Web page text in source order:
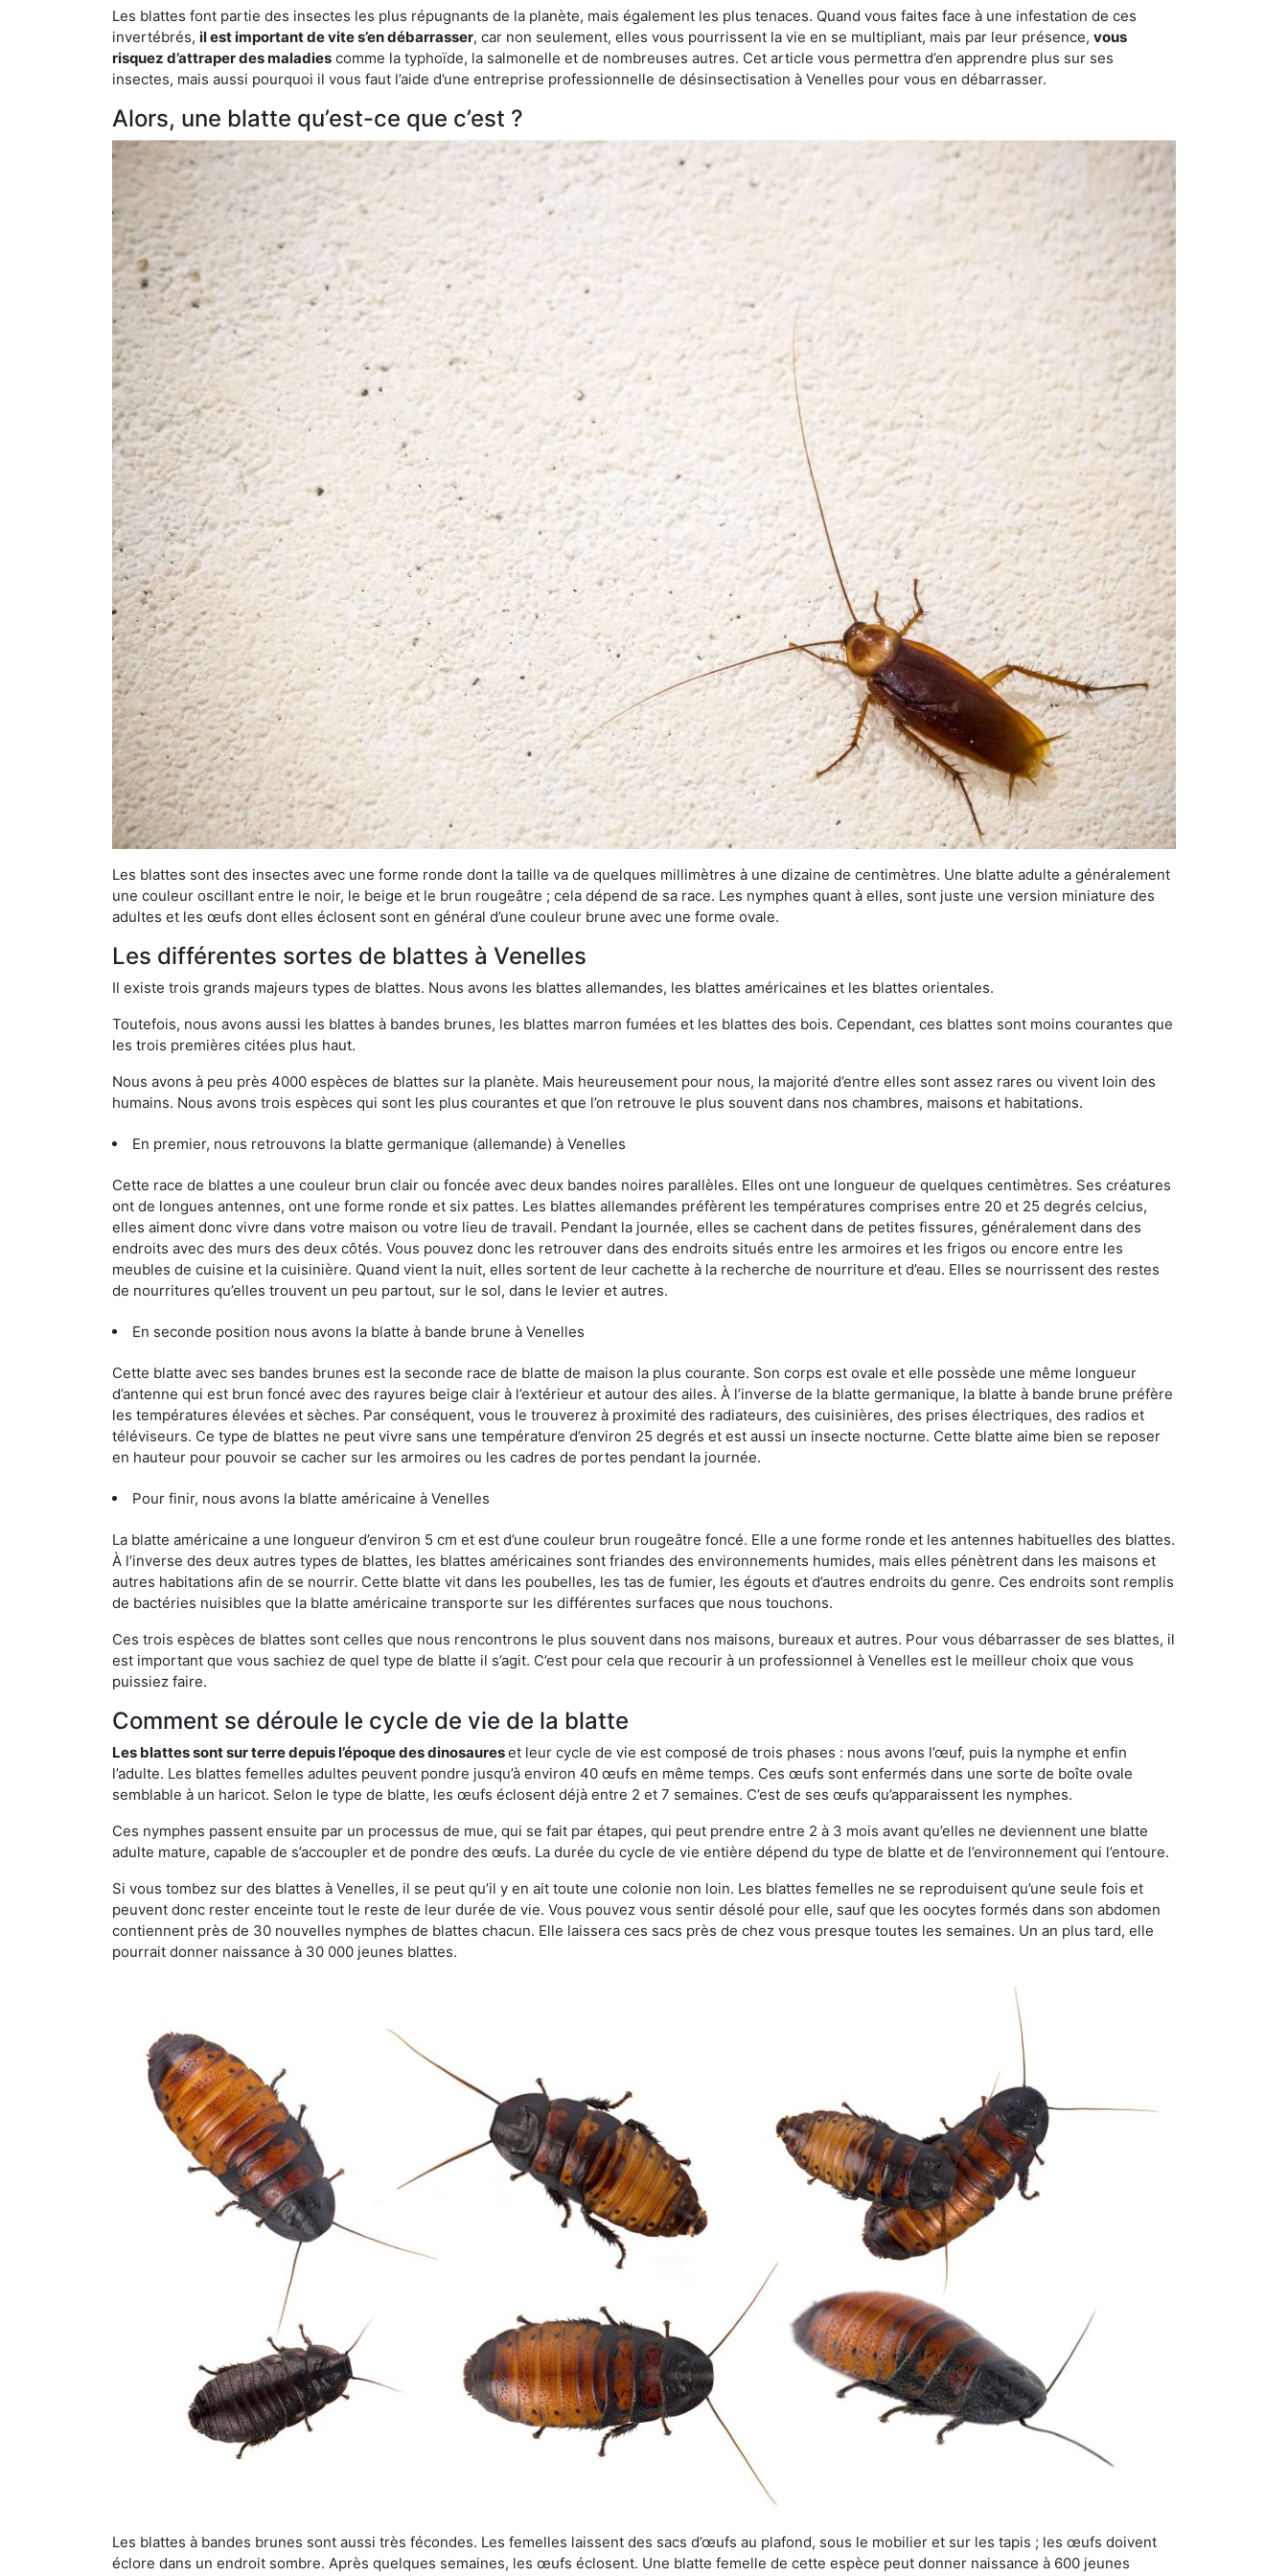
Les blattes font partie des insectes les plus répugnants de la planète, mais également les plus tenaces. Quand vous faites face à une infestation de ces
invertébrés, il est important de vite s’en débarrasser, car non seulement, elles vous pourrissent la vie en se multipliant, mais par leur présence, vous
risquez d’attraper des maladies comme la typhoïde, la salmonelle et de nombreuses autres. Cet article vous permettra d’en apprendre plus sur ses
insectes, mais aussi pourquoi il vous faut l’aide d’une entreprise professionnelle de désinsectisation à Venelles pour vous en débarrasser.
Alors, une blatte qu’est-ce que c’est ?
Les blattes sont des insectes avec une forme ronde dont la taille va de quelques millimètres à une dizaine de centimètres. Une blatte adulte a généralement
une couleur oscillant entre le noir, le beige et le brun rougeâtre ; cela dépend de sa race. Les nymphes quant à elles, sont juste une version miniature des
adultes et les œufs dont elles éclosent sont en général d’une couleur brune avec une forme ovale.
Les différentes sortes de blattes à Venelles
Il existe trois grands majeurs types de blattes. Nous avons les blattes allemandes, les blattes américaines et les blattes orientales.
Toutefois, nous avons aussi les blattes à bandes brunes, les blattes marron fumées et les blattes des bois. Cependant, ces blattes sont moins courantes que
les trois premières citées plus haut.
Nous avons à peu près 4000 espèces de blattes sur la planète. Mais heureusement pour nous, la majorité d’entre elles sont assez rares ou vivent loin des
humains. Nous avons trois espèces qui sont les plus courantes et que l’on retrouve le plus souvent dans nos chambres, maisons et habitations.
En premier, nous retrouvons la blatte germanique (allemande) à Venelles
Cette race de blattes a une couleur brun clair ou foncée avec deux bandes noires parallèles. Elles ont une longueur de quelques centimètres. Ses créatures
ont de longues antennes, ont une forme ronde et six pattes. Les blattes allemandes préfèrent les températures comprises entre 20 et 25 degrés celcius,
elles aiment donc vivre dans votre maison ou votre lieu de travail. Pendant la journée, elles se cachent dans de petites fissures, généralement dans des
endroits avec des murs des deux côtés. Vous pouvez donc les retrouver dans des endroits situés entre les armoires et les frigos ou encore entre les
meubles de cuisine et la cuisinière. Quand vient la nuit, elles sortent de leur cachette à la recherche de nourriture et d’eau. Elles se nourrissent des restes
de nourritures qu’elles trouvent un peu partout, sur le sol, dans le levier et autres.
En seconde position nous avons la blatte à bande brune à Venelles
Cette blatte avec ses bandes brunes est la seconde race de blatte de maison la plus courante. Son corps est ovale et elle possède une même longueur
d’antenne qui est brun foncé avec des rayures beige clair à l’extérieur et autour des ailes. À l’inverse de la blatte germanique, la blatte à bande brune préfère
les températures élevées et sèches. Par conséquent, vous le trouverez à proximité des radiateurs, des cuisinières, des prises électriques, des radios et
téléviseurs. Ce type de blattes ne peut vivre sans une température d’environ 25 degrés et est aussi un insecte nocturne. Cette blatte aime bien se reposer
en hauteur pour pouvoir se cacher sur les armoires ou les cadres de portes pendant la journée.
Pour finir, nous avons la blatte américaine à Venelles
La blatte américaine a une longueur d’environ 5 cm et est d’une couleur brun rougeâtre foncé. Elle a une forme ronde et les antennes habituelles des blattes.
À l’inverse des deux autres types de blattes, les blattes américaines sont friandes des environnements humides, mais elles pénètrent dans les maisons et
autres habitations afin de se nourrir. Cette blatte vit dans les poubelles, les tas de fumier, les égouts et d’autres endroits du genre. Ces endroits sont remplis
de bactéries nuisibles que la blatte américaine transporte sur les différentes surfaces que nous touchons.
Ces trois espèces de blattes sont celles que nous rencontrons le plus souvent dans nos maisons, bureaux et autres. Pour vous débarrasser de ses blattes, il
est important que vous sachiez de quel type de blatte il s’agit. C’est pour cela que recourir à un professionnel à Venelles est le meilleur choix que vous
puissiez faire.
Comment se déroule le cycle de vie de la blatte
Les blattes sont sur terre depuis l’époque des dinosaureset leur cycle de vie est composé de trois phases : nous avons l’œuf, puis la nymphe et enfin
l’adulte. Les blattes femelles adultes peuvent pondre jusqu’à environ 40 œufs en même temps. Ces œufs sont enfermés dans une sorte de boîte ovale
semblable à un haricot. Selon le type de blatte, les œufs éclosent déjà entre 2 et 7 semaines. C’est de ses œufs qu’apparaissent les nymphes.
Ces nymphes passent ensuite par un processus de mue, qui se fait par étapes, qui peut prendre entre 2 à 3 mois avant qu’elles ne deviennent une blatte
adulte mature, capable de s’accoupler et de pondre des œufs. La durée du cycle de vie entière dépend du type de blatte et de l’environnement qui l’entoure.
Si vous tombez sur des blattes à Venelles, il se peut qu’il y en ait toute une colonie non loin. Les blattes femelles ne se reproduisent qu’une seule fois et
peuvent donc rester enceinte tout le reste de leur durée de vie. Vous pouvez vous sentir désolé pour elle, sauf que les oocytes formés dans son abdomen
contiennent près de 30 nouvelles nymphes de blattes chacun. Elle laissera ces sacs près de chez vous presque toutes les semaines. Un an plus tard, elle
pourrait donner naissance à 30 000 jeunes blattes.
Les blattes à bandes brunes sont aussi très fécondes. Les femelles laissent des sacs d’œufs au plafond, sous le mobilier et sur les tapis ; les œufs doivent
éclore dans un endroit sombre. Après quelques semaines, les œufs éclosent. Une blatte femelle de cette espèce peut donner naissance à 600 jeunes